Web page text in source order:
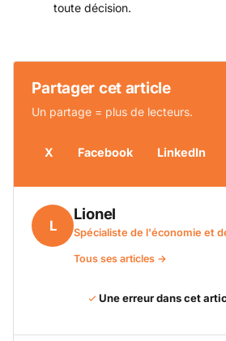
toute décision.
Partager cet article
Un partage = plus de lecteurs.
X Facebook LinkedIn
L
Lionel
Spécialiste de l'économie et
Tous ses articles →
Une erreur dans cet